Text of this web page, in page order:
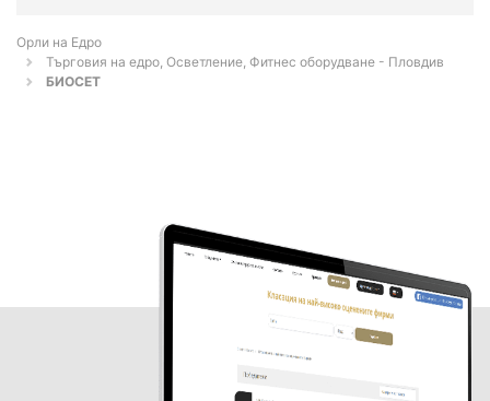
Орли на Едро
Търговия на едро, Осветление, Фитнес оборудване - Пловдив
БИОСЕТ